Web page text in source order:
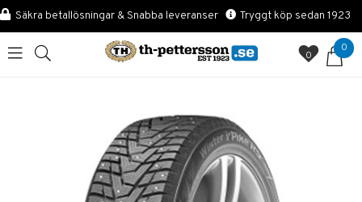
Säkra betallösningar & Snabba leveranser Tryggt köp sedan 1923
0
0